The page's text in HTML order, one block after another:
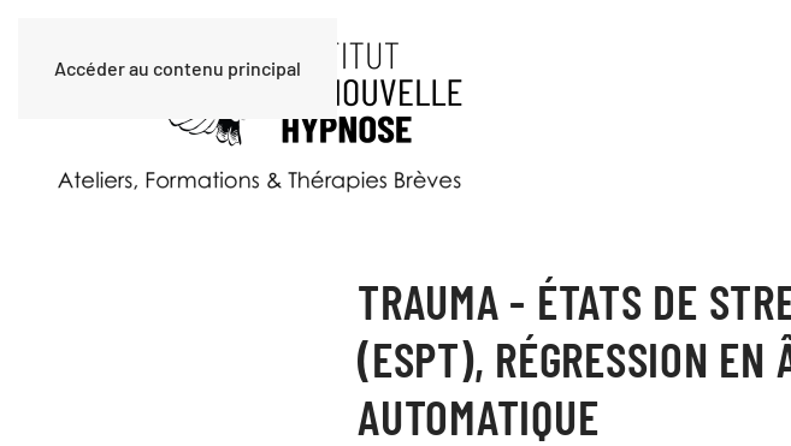
Accéder au contenu principal
TRAUMA - ÉTATS DE
(ESPT), RÉGRESSION EN
AUTOMATIQUE